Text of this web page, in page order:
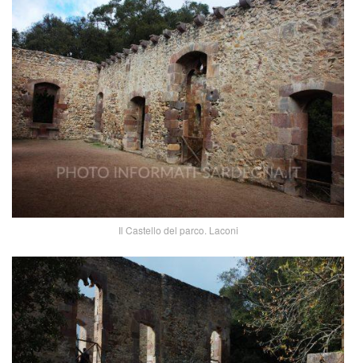
Il Castello del parco. Laconi